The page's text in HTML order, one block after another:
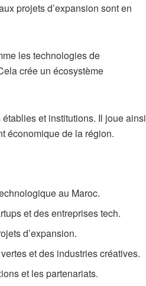
projets d’expansion sont en
les technologies de
crée un écosystème
et institutions. Il joue ainsi
économique de la région.
au Maroc.
et des entreprises tech.
d’expansion.
et des industries créatives.
et les partenariats.